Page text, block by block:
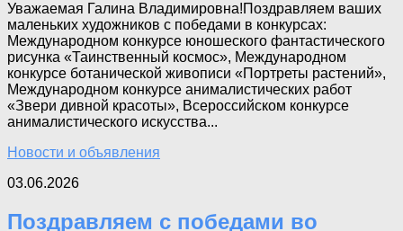
Уважаемая Галина Владимировна!Поздравляем ваших
маленьких художников с победами в конкурсах:
Международном конкурсе юношеского фантастического
рисунка «Таинственный космос», Международном
конкурсе ботанической живописи «Портреты растений»,
Международном конкурсе анималистических работ
«Звери дивной красоты», Всероссийском конкурсе
анималистического искусства...
Новости и объявления
03.06.2026
Поздравляем с победами во